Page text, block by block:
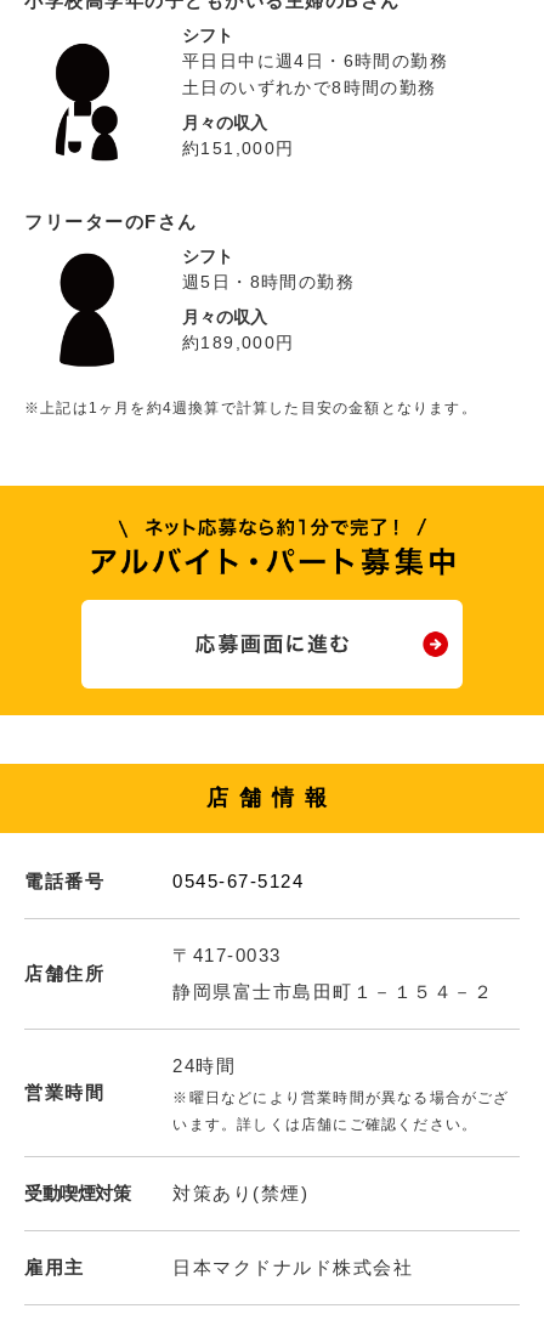
シフト
平日日中に週4日・6時間の勤務
土日のいずれかで8時間の勤務
月々の収入
約151,000円
フリーターのFさん
シフト
週5日・8時間の勤務
月々の収入
約189,000円
※上記は1ヶ月を約4週換算で計算した目安の金額となります。
店舗情報
電話番号 0545-67-5124
店舗住所
〒417-0033
静岡県富士市島田町１－１５４－２
営業時間
24時間
※曜日などにより営業時間が異なる場合がござ
います。詳しくは店舗にご確認ください。
受動喫煙対策 対策あり(禁煙)
雇用主 日本マクドナルド株式会社